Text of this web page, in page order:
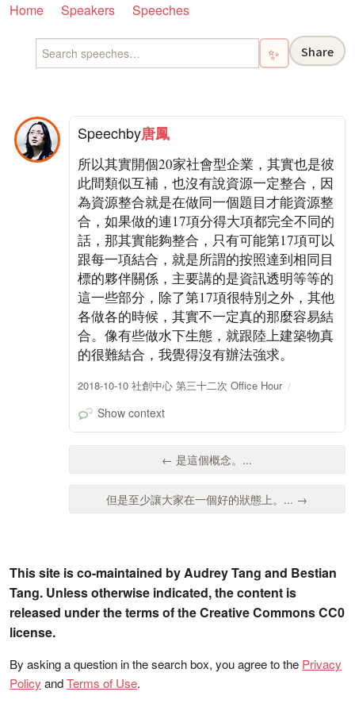
Home Speakers Speeches
✨ Share
Speechby唐鳳
所以其實開個20家社會型企業，其實也是彼
此間類似互補，也沒有說資源一定整合，因
為資源整合就是在做同一個題目才能資源整
合，如果做的連17項分得大項都完全不同的
話，那其實能夠整合，只有可能第17項可以
跟每一項結合，就是所謂的按照達到相同目
標的夥伴關係，主要講的是資訊透明等等的
這一些部分，除了第17項很特別之外，其他
各做各的時候，其實不一定真的那麼容易結
合。像有些做水下生態，就跟陸上建築物真
的很難結合，我覺得沒有辦法強求。
2018-10-10 社創中心 第三十二次 Office Hour
Show context
← 是這個概念。...
但是至少讓大家在一個好的狀態上。... →
This site is co-maintained by Audrey Tang and Bestian
Tang. Unless otherwise indicated, the content is
released under the terms of the Creative Commons CC0
license.
By asking a question in the search box, you agree to the Privacy
Policy andTerms of Use.